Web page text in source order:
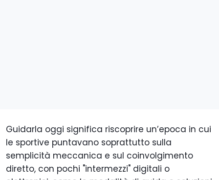
Guidarla oggi significa riscoprire un’epoca in cui
le sportive puntavano soprattutto sulla
semplicità meccanica e sul coinvolgimento
diretto, con pochi "intermezzi" digitali o